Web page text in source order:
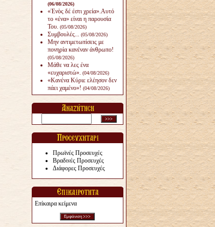
(06/08/2026)
«Ἑνὸς δέ ἐστι χρεία».Αυτό
το «ένα» είναι η παρουσία
Του. (05/08/2026)
Συμβουλές... (05/08/2026)
Μην αντιμετωπίσεις με
πονηρία κανέναν άνθρω­πο!
(05/08/2026)
Μάθε να λες ένα
«ευχαριστώ». (04/08/2026)
«Κανένα Κύριε ελέησον δεν
πάει χαμένο»! (04/08/2026)
Πρωϊνές Προσευχές
Βραδινές Προσευχές
Διάφορες Προσευχές
Επίκαιρα κείμενα